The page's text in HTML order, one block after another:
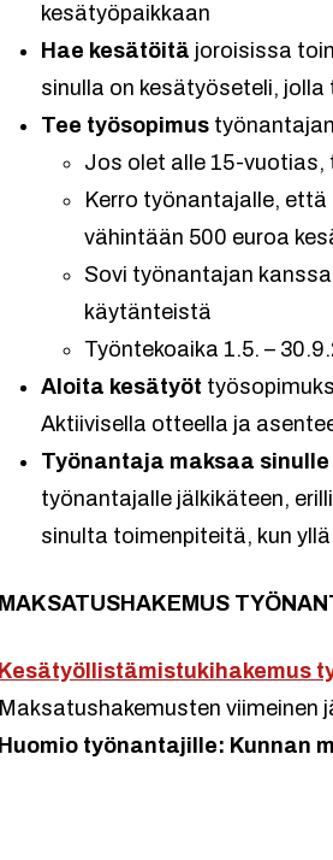
kesätyöpaikkaan
Hae kesätöitä joroisissa
sinulla on kesätyöseteli,
Tee työsopimus
Jos olet alle 15-
Kerro työnantajalle,
vähintään 500 euroa
Sovi työnantajan
käytänteistä
Työntekoaika 1.5. –
Aloita kesätyöt
Aktiivisella otteella ja
Työnantaja maksaa
työnantajalle jälkikäteen,
sinulta toimenpiteitä, kun
MAKSATUSHAKEMUS
Kesätyöllistämistukihakemus
Maksatushakemusten viimeinen
Huomio työnantajille: Kunnan